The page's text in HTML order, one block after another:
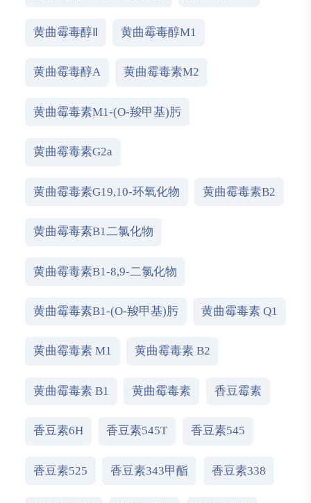
黄曲霉毒醇Ⅱ 黄曲霉毒醇M1
黄曲霉毒醇A 黄曲霉毒素M2
黄曲霉毒素M1-(O-羧甲基)肟
黄曲霉毒素G2a
黄曲霉毒素G19,10-环氧化物 黄曲霉毒素B2
黄曲霉毒素B1二氯化物
黄曲霉毒素B1-8,9-二氯化物
黄曲霉毒素B1-(O-羧甲基)肟 黄曲霉毒素 Q1
黄曲霉毒素 M1 黄曲霉毒素 B2
黄曲霉毒素 B1 黄曲霉毒素 香豆霉素
香豆素6H 香豆素545T 香豆素545
香豆素525 香豆素343甲酯 香豆素338